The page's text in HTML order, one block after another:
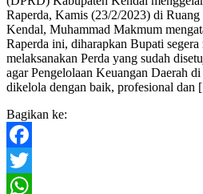
Raperda, Kamis (23/2/2023) di
Kendal, Muhammad Makmum
Raperda ini, diharapkan Bupati
melaksanakan Perda yang sudah
agar Pengelolaan Keuangan Daerah
dikelola dengan baik, profesional
Bagikan ke:
Facebook
Twitter